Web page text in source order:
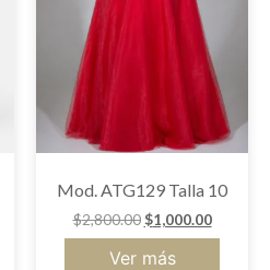
Mod. ATG129 Talla 10
$2,800.00 $1,000.00
Ver más